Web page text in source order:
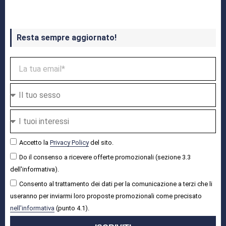
Resta sempre aggiornato!
Accetto la Privacy Policydel sito.
Do il consenso a ricevere offerte promozionali (sezione 3.3
dell'informativa).
Consento al trattamento dei dati per la comunicazione a terzi che li
useranno per inviarmi loro proposte promozionali come precisato
nell'informativa (punto 4.1).